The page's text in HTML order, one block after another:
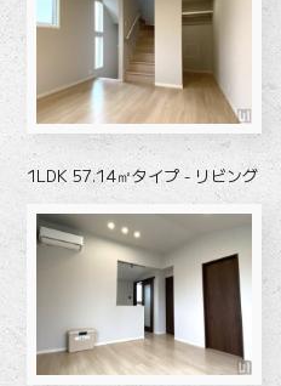
1LDK 57.14㎡タイプ - リビング